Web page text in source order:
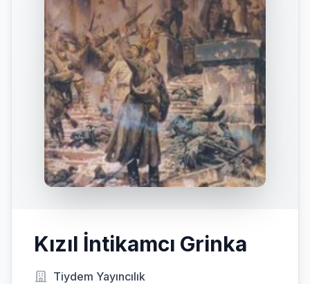
Kızıl İntikamcı Grinka
Tiydem Yayıncılık